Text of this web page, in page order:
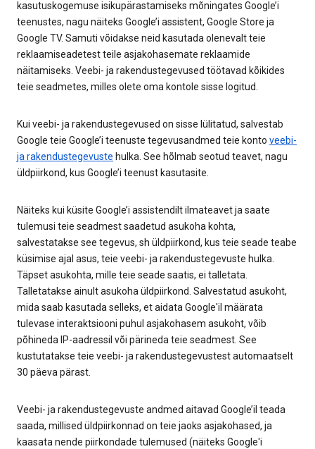
kasutuskogemuse isikupärastamiseks mõningates Google’i
teenustes, nagu näiteks Google’i assistent, Google Store ja
Google TV. Samuti võidakse neid kasutada olenevalt teie
reklaamiseadetest teile asjakohasemate reklaamide
näitamiseks. Veebi- ja rakendustegevused töötavad kõikides
teie seadmetes, milles olete oma kontole sisse logitud.
Kui veebi- ja rakendustegevused on sisse lülitatud, salvestab
Google teie Google’i teenuste tegevusandmed teie konto veebi-
ja rakendustegevuste hulka. See hõlmab seotud teavet, nagu
üldpiirkond, kus Google’i teenust kasutasite.
Näiteks kui küsite Google’i assistendilt ilmateavet ja saate
tulemusi teie seadmest saadetud asukoha kohta,
salvestatakse see tegevus, sh üldpiirkond, kus teie seade teabe
küsimise ajal asus, teie veebi- ja rakendustegevuste hulka.
Täpset asukohta, mille teie seade saatis, ei talletata.
Talletatakse ainult asukoha üldpiirkond. Salvestatud asukoht,
mida saab kasutada selleks, et aidata Google'il määrata
tulevase interaktsiooni puhul asjakohasem asukoht, võib
põhineda IP-aadressil või pärineda teie seadmest. See
kustutatakse teie veebi- ja rakendustegevustest automaatselt
30 päeva pärast.
Veebi- ja rakendustegevuste andmed aitavad Google’il teada
saada, millised üldpiirkonnad on teie jaoks asjakohased, ja
kaasata nende piirkondade tulemused (näiteks Google'i